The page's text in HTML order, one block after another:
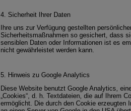
4. Sicherheit Ihrer Daten
Ihre uns zur Verfügung gestellten
Sicherheitsmaßnahmen so gesichert, dass
sensiblen Daten oder Informationen ist es
nicht gewährleistet werden kann.
5. Hinweis zu Google Analytics
Diese Website benutzt Google Analytics,
„Cookies“, d. h. Textdateien, die auf Ihrem
ermöglicht. Die durch den Cookie erzeugten